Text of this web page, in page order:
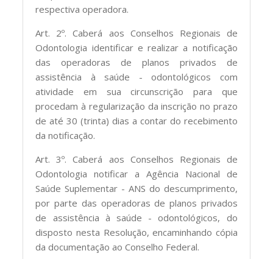
respectiva operadora.
Art. 2º. Caberá aos Conselhos Regionais de
Odontologia identificar e realizar a notificação
das operadoras de planos privados de
assistência à saúde - odontológicos com
atividade em sua circunscrição para que
procedam à regularização da inscrição no prazo
de até 30 (trinta) dias a contar do recebimento
da notificação.
Art. 3º. Caberá aos Conselhos Regionais de
Odontologia notificar a Agência Nacional de
Saúde Suplementar - ANS do descumprimento,
por parte das operadoras de planos privados
de assistência à saúde - odontológicos, do
disposto nesta Resolução, encaminhando cópia
da documentação ao Conselho Federal.